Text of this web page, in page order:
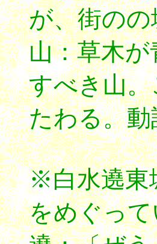
が、街の
山：草木
すべき山
たわる。
※白水遶東
をめぐっ